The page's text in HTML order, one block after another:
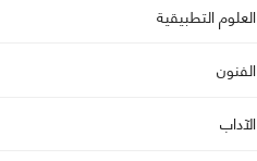
العلوم التطبيقية
الفنون
الآداب